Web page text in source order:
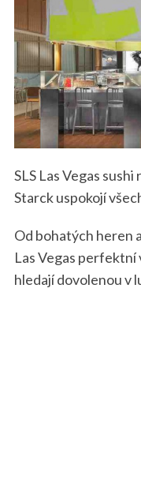
SLS Las Vegas
Starck uspokojí
Od bohatých heren
Las Vegas
hledají dovolenou v
e
a
c
f
o